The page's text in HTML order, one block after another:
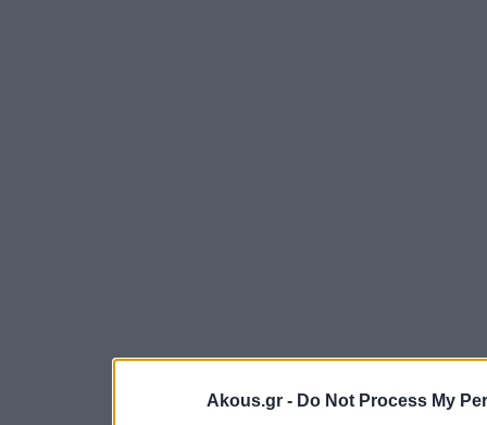
Akous.gr - Do Not Process My